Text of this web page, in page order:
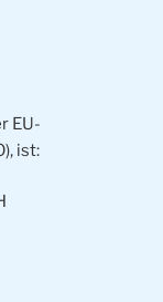
EU-
ist: